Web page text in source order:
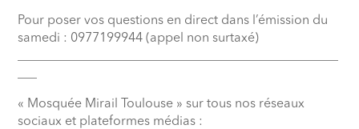
Pour poser vos questions en direct dans l’émission du
samedi : 0977199944 (appel non surtaxé)
« Mosquée Mirail Toulouse » sur tous nos réseaux
sociaux et plateformes médias :